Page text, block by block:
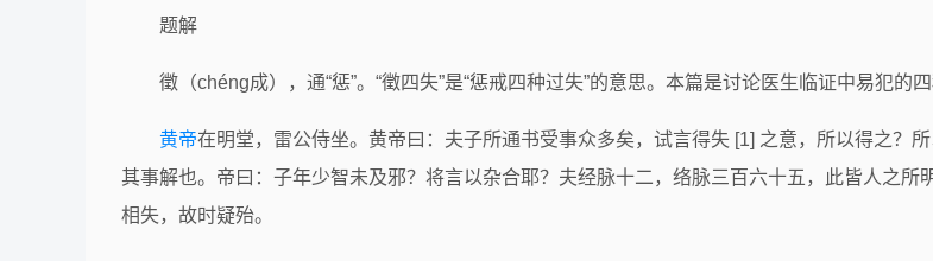
题解
徵（chéng成），通“惩”。“徵四失”是“惩戒四种过失”的意思。本篇是讨论医生临证中易犯的
黄帝在明堂，雷公侍坐。黄帝曰：夫子所通书受事众多矣，试言得失 [1] 之意，所以得之？
其事解也。帝曰：子年少智未及邪？将言以杂合耶？夫经脉十二，络脉三百六十五，此皆人之
相失，故时疑殆。